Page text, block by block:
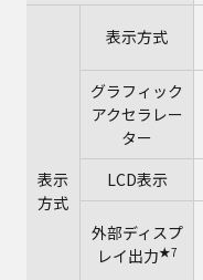
表示
方式
表示方式
グラフィック
アクセラレー
ター
LCD表示
外部ディスプ
レイ出力★7